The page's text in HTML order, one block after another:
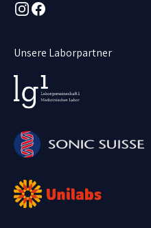
Instagram
Facebook
Unsere Laborpartner